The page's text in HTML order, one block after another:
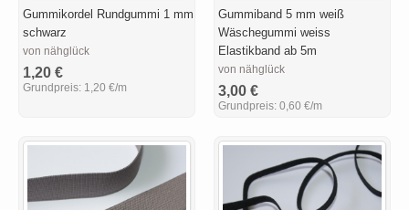
Gummikordel Rundgummi 1 mm
schwarz
von nähglück
1,20 €
Grundpreis: 1,20 €/m
Gummiband 5 mm weiß
Wäschegummi weiss
Elastikband ab 5m
von nähglück
3,00 €
Grundpreis: 0,60 €/m